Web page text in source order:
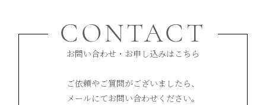
CONTACT
お問い合わせ・お申し込みはこちら
ご依頼やご質問がございましたら、
メールにてお問い合わせください。